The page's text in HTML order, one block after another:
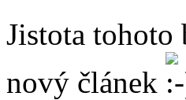
Jistota tohoto
nový článek